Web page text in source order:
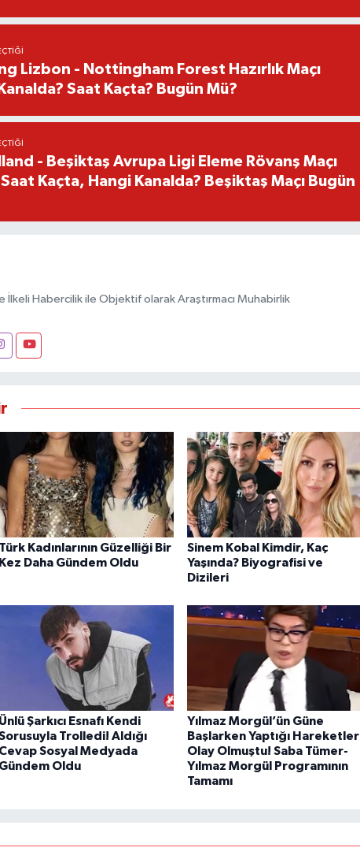
Lizbon - Nottingham Forest Hazırlık Maçı
Saat Kaçta? Bugün Mü?
- Beşiktaş Avrupa Ligi Eleme Rövanş Maçı
Kaçta, Hangi Kanalda? Beşiktaş Maçı Bugün
Habercilik ile Objektif olarak Araştırmacı Muhabirlik
Türk Kadınlarının Güzelliği Bir
Kez Daha Gündem Oldu
Sinem Kobal Kimdir, Kaç
Yaşında? Biyografisi ve
Dizileri
Ünlü Şarkıcı Esnafı Kendi
Trolledi! Aldığı
Cevap Sosyal Medyada
Gündem Oldu
Yılmaz Morgül’ün Güne
Başlarken Yaptığı Hareketler
Olay Olmuştu! Saba Tümer-
Yılmaz Morgül Programının
Tamamı